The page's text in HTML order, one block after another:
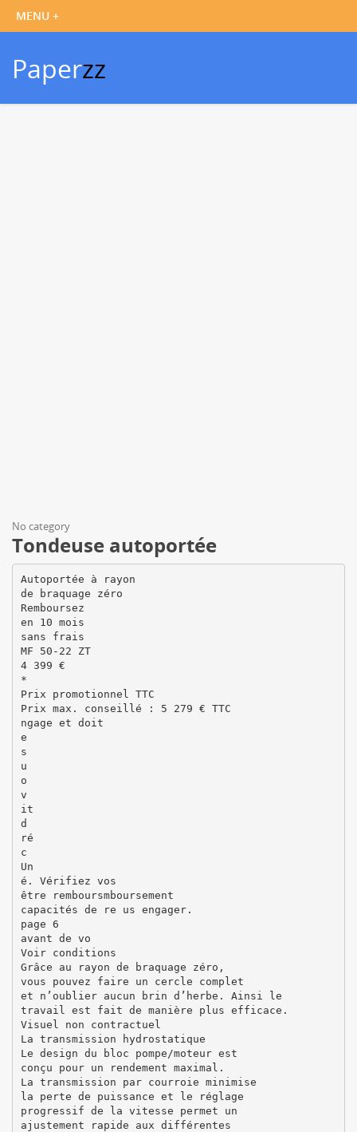
Paperzz
No category
Tondeuse autoportée
Autoportée à rayon
de braquage zéro
Remboursez
en 10 mois
sans frais
MF 50-22 ZT
4 399 €
*
Prix promotionnel TTC
Prix max. conseillé : 5 279 € TTC
ngage et doit
e
s
u
o
v
it
d
ré
c
Un
é. Vérifiez vos
être remboursmboursement
capacités de re us engager.
page 6
avant de vo
Voir conditions
Grâce au rayon de braquage zéro,
vous pouvez faire un cercle complet
et n’oublier aucun brin d’herbe. Ainsi le
travail est fait de manière plus efficace.
Visuel non contractuel
La transmission hydrostatique
Le design du bloc pompe/moteur est
conçu pour un rendement maximal.
La transmission par courroie minimise
la perte de puissance et le réglage
progressif de la vitesse permet un
ajustement rapide aux différentes